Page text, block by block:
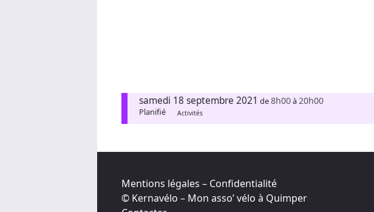
samedi 18 septembre 2021 de8h00à20h00
Planifié Activités
Mentions légales – Confidentialité
© Kernavélo – Mon asso’ vélo à Quimper